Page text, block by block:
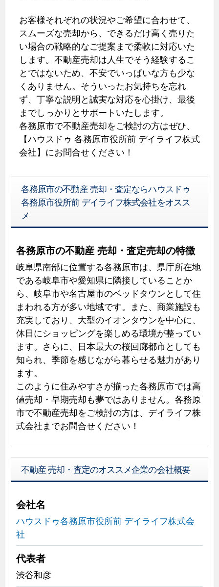
お客様それぞれの状況やご希望に合わせて、
スムーズな売却から、できるだけ高く売りた
い場合の戦略的なご提案まで柔軟に対応いた
します。不動産売却は人生でそう経験するこ
とではないため、不安でいっぱいな方も少な
くありません。そういったお気持ちを忘れ
ず、丁寧な説明と誠実な対応を心掛け、最後
までしっかりとサポートいたします。
各務原市で不動産売却をご検討の方はぜひ、
【ハウスドゥ 各務原市役所前 デイライフ株式
会社】にお問合せください！
各務原市の不動産 売却・査定ならハウスドゥ
各務原市役所前 デイライフ株式会社をオスス
メ
各務原市の不動産 売却・査定売却の特徴
岐阜県南部に位置する各務原市は、県庁所在地
である岐阜市や愛知県に隣接していることか
ら、岐阜市や名古屋市のベッドタウンとして住
まわれる方が多い地域です。また、商業施設も
充実しており、大型のイオンタウンを中心に、
休日にショッピングを楽しめる環境が整ってい
ます。さらに、日本最大の桜回廊都市としても
知られ、季節を感じながら暮らせる魅力があり
ます。
このように住みやすさが揃った各務原市では高
値売却・早期売却も夢ではありません。各務原
市で不動産売却をご検討の方は、デイライフ株
式会社までお問合せください！
不動産 売却・査定のオススメ企業の会社概要
会社名
ハウスドゥ各務原市役所前 デイライフ株式会
社
代表者
渋谷和彦